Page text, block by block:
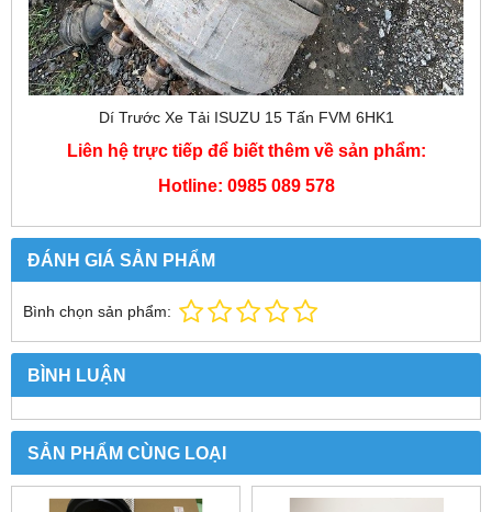
Dí Trước Xe Tải ISUZU 15 Tấn FVM 6HK1
Liên hệ trực tiếp để biết thêm về sản phẩm:
Hotline: 0985 089 578
ĐÁNH GIÁ SẢN PHẨM
Bình chọn sản phẩm:
BÌNH LUẬN
SẢN PHẨM CÙNG LOẠI